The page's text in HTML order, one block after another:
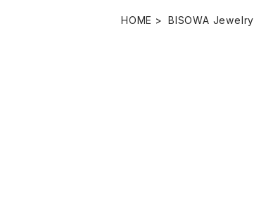
HOME BISOWA Jewelry